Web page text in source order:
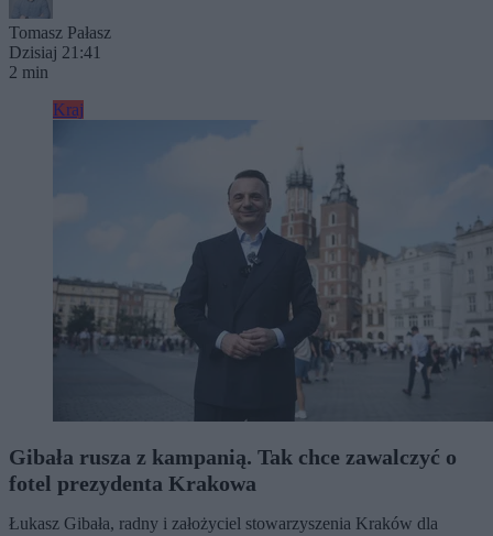
Tomasz Pałasz
Dzisiaj 21:41
2 min
Kraj
Gibała rusza z kampanią. Tak chce zawalczyć o
fotel prezydenta Krakowa
Łukasz Gibała, radny i założyciel stowarzyszenia Kraków dla